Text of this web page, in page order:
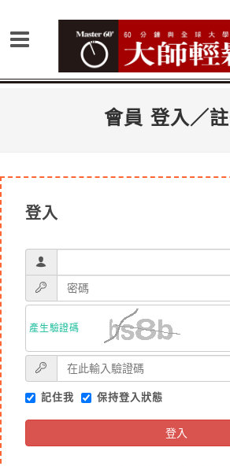
會員 登入／
登入
產生驗證碼
記住我 保持登入狀態
登入